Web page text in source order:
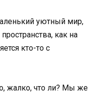
уютный мир,
как на
кто-то с
жалко, что ли? Мы же